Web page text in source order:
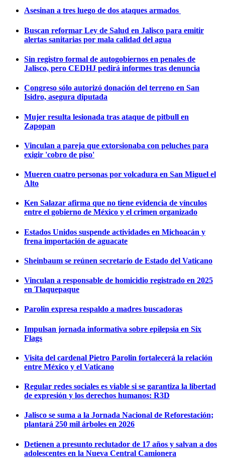
Asesinan a tres luego de dos ataques armados
Buscan reformar Ley de Salud en Jalisco para emitir
alertas sanitarias por mala calidad del agua
Sin registro formal de autogobiernos en penales de
Jalisco, pero CEDHJ pedirá informes tras denuncia
Congreso sólo autorizó donación del terreno en San
Isidro, asegura diputada
Mujer resulta lesionada tras ataque de pitbull en
Zapopan
Vinculan a pareja que extorsionaba con peluches para
exigir 'cobro de piso'
Mueren cuatro personas por volcadura en San Miguel el
Alto
Ken Salazar afirma que no tiene evidencia de vínculos
entre el gobierno de México y el crimen organizado
Estados Unidos suspende actividades en Michoacán y
frena importación de aguacate
Sheinbaum se reúnen secretario de Estado del Vaticano
Vinculan a responsable de homicidio registrado en 2025
en Tlaquepaque
Parolin expresa respaldo a madres buscadoras
Impulsan jornada informativa sobre epilepsia en Six
Flags
Visita del cardenal Pietro Parolin fortalecerá la relación
entre México y el Vaticano
Regular redes sociales es viable si se garantiza la libertad
de expresión y los derechos humanos: R3D
Jalisco se suma a la Jornada Nacional de Reforestación;
plantará 250 mil árboles en 2026
Detienen a presunto reclutador de 17 años y salvan a dos
adolescentes en la Nueva Central Camionera